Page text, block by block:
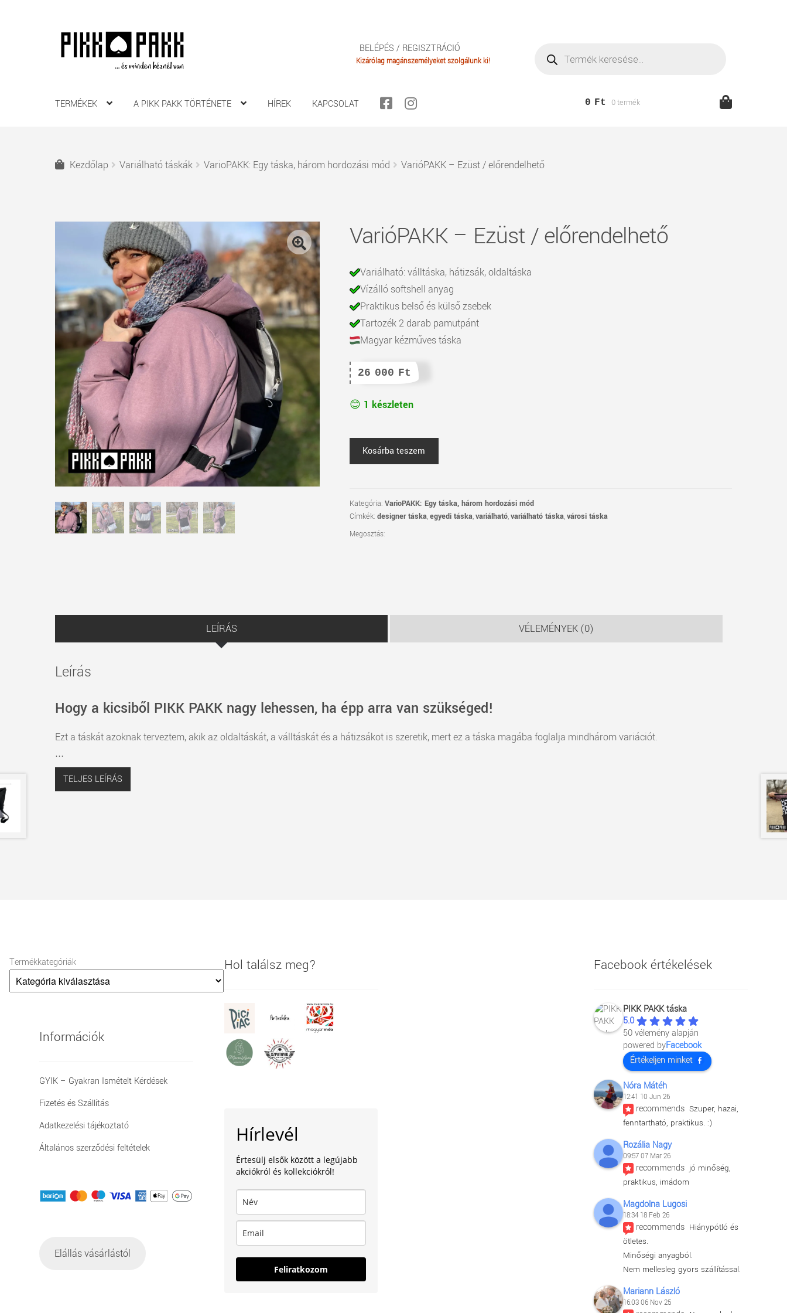
Ugrás
navigációhoz
Kilépés
tartalomba
BELÉPÉS / REGISZTRÁCIÓ
search
TERMÉKEK A PIKK PAKK TÖRTÉNETE HÍREK KAPCSOLAT 0 Ft 0 termék
Kezdőlap Variálható táskák VarioPAKK: Egy táska, három hordozási mód VarióPAKK – Ezüst / előrendelhető
🔍
VarióPAKK – Ezüst / előrendelhető
Variálható: válltáska, hátizsák, oldaltáska
Vízálló softshell anyag
Praktikus belső és külső zsebek
Tartozék 2 darab pamutpánt
Magyar kézműves táska
26 000 Ft
1 készleten
VarióPAKK
előrendelhető
mennyiség
Kosárba teszem
Kategória: VarioPAKK: Egy táska, három hordozási mód
Címkék: designer táska,egyedi táska,variálható,variálható táska,városi táska
Megosztás:
LEÍRÁS VÉLEMÉNYEK (0)
Leírás
Hogy a kicsiből PIKK PAKK nagy lehessen, ha épp arra van szükséged!
Ezt a táskát azoknak terveztem, akik az oldaltáskát, a válltáskát és a hátizsákot is szeretik, mert ez a táska magába foglalja mindhárom variációt.
...
TELJES LEÍRÁS
Termékkategóriák
Információk
GYIK – Gyakran Ismételt Kérdések
Fizetés és Szállítás
Adatkezelési tájékoztató
Általános szerződési feltételek
Elállás vásárlástól
Hol találsz meg?
Hírlevél
Értesülj elsők között a legújabb
akciókról és kollekciókról!
Feliratkozom
Facebook értékelések
PIKK PAKK táska
5.0
50 vélemény alapján
powered byFacebook
Értékeljen minket
Nóra Mátéh
12:41 10 Jun 26
recommends Szuper, hazai,
fenntartható, praktikus. :)
Rozália Nagy
09:57 07 Mar 26
recommends jó minőség,
praktikus, imádom
Magdolna Lugosi
18:34 18 Feb 26
recommends Hiánypótló és
ötletes.
Minőségi anyagból.
Nem mellesleg gyors szállítással.
Mariann László
16:03 06 Nov 25